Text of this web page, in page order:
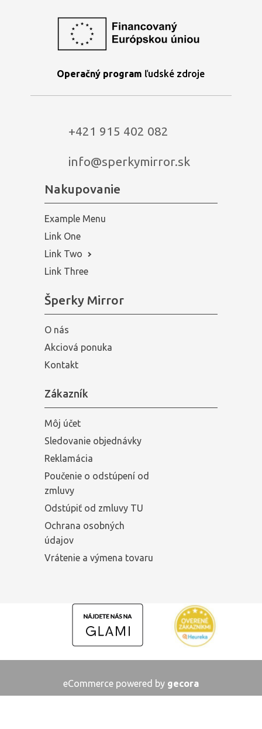
Operačný program ľudské zdroje
+421 915 402 082
info@sperkymirror.sk
Nakupovanie
Example Menu
Link One
Link Two
Link Three
Šperky Mirror
O nás
Akciová ponuka
Kontakt
Zákazník
Môj účet
Sledovanie objednávky
Reklamácia
Poučenie o odstúpení od
zmluvy
Odstúpiť od zmluvy TU
Ochrana osobných
údajov
Vrátenie a výmena tovaru
eCommerce powered by gecora